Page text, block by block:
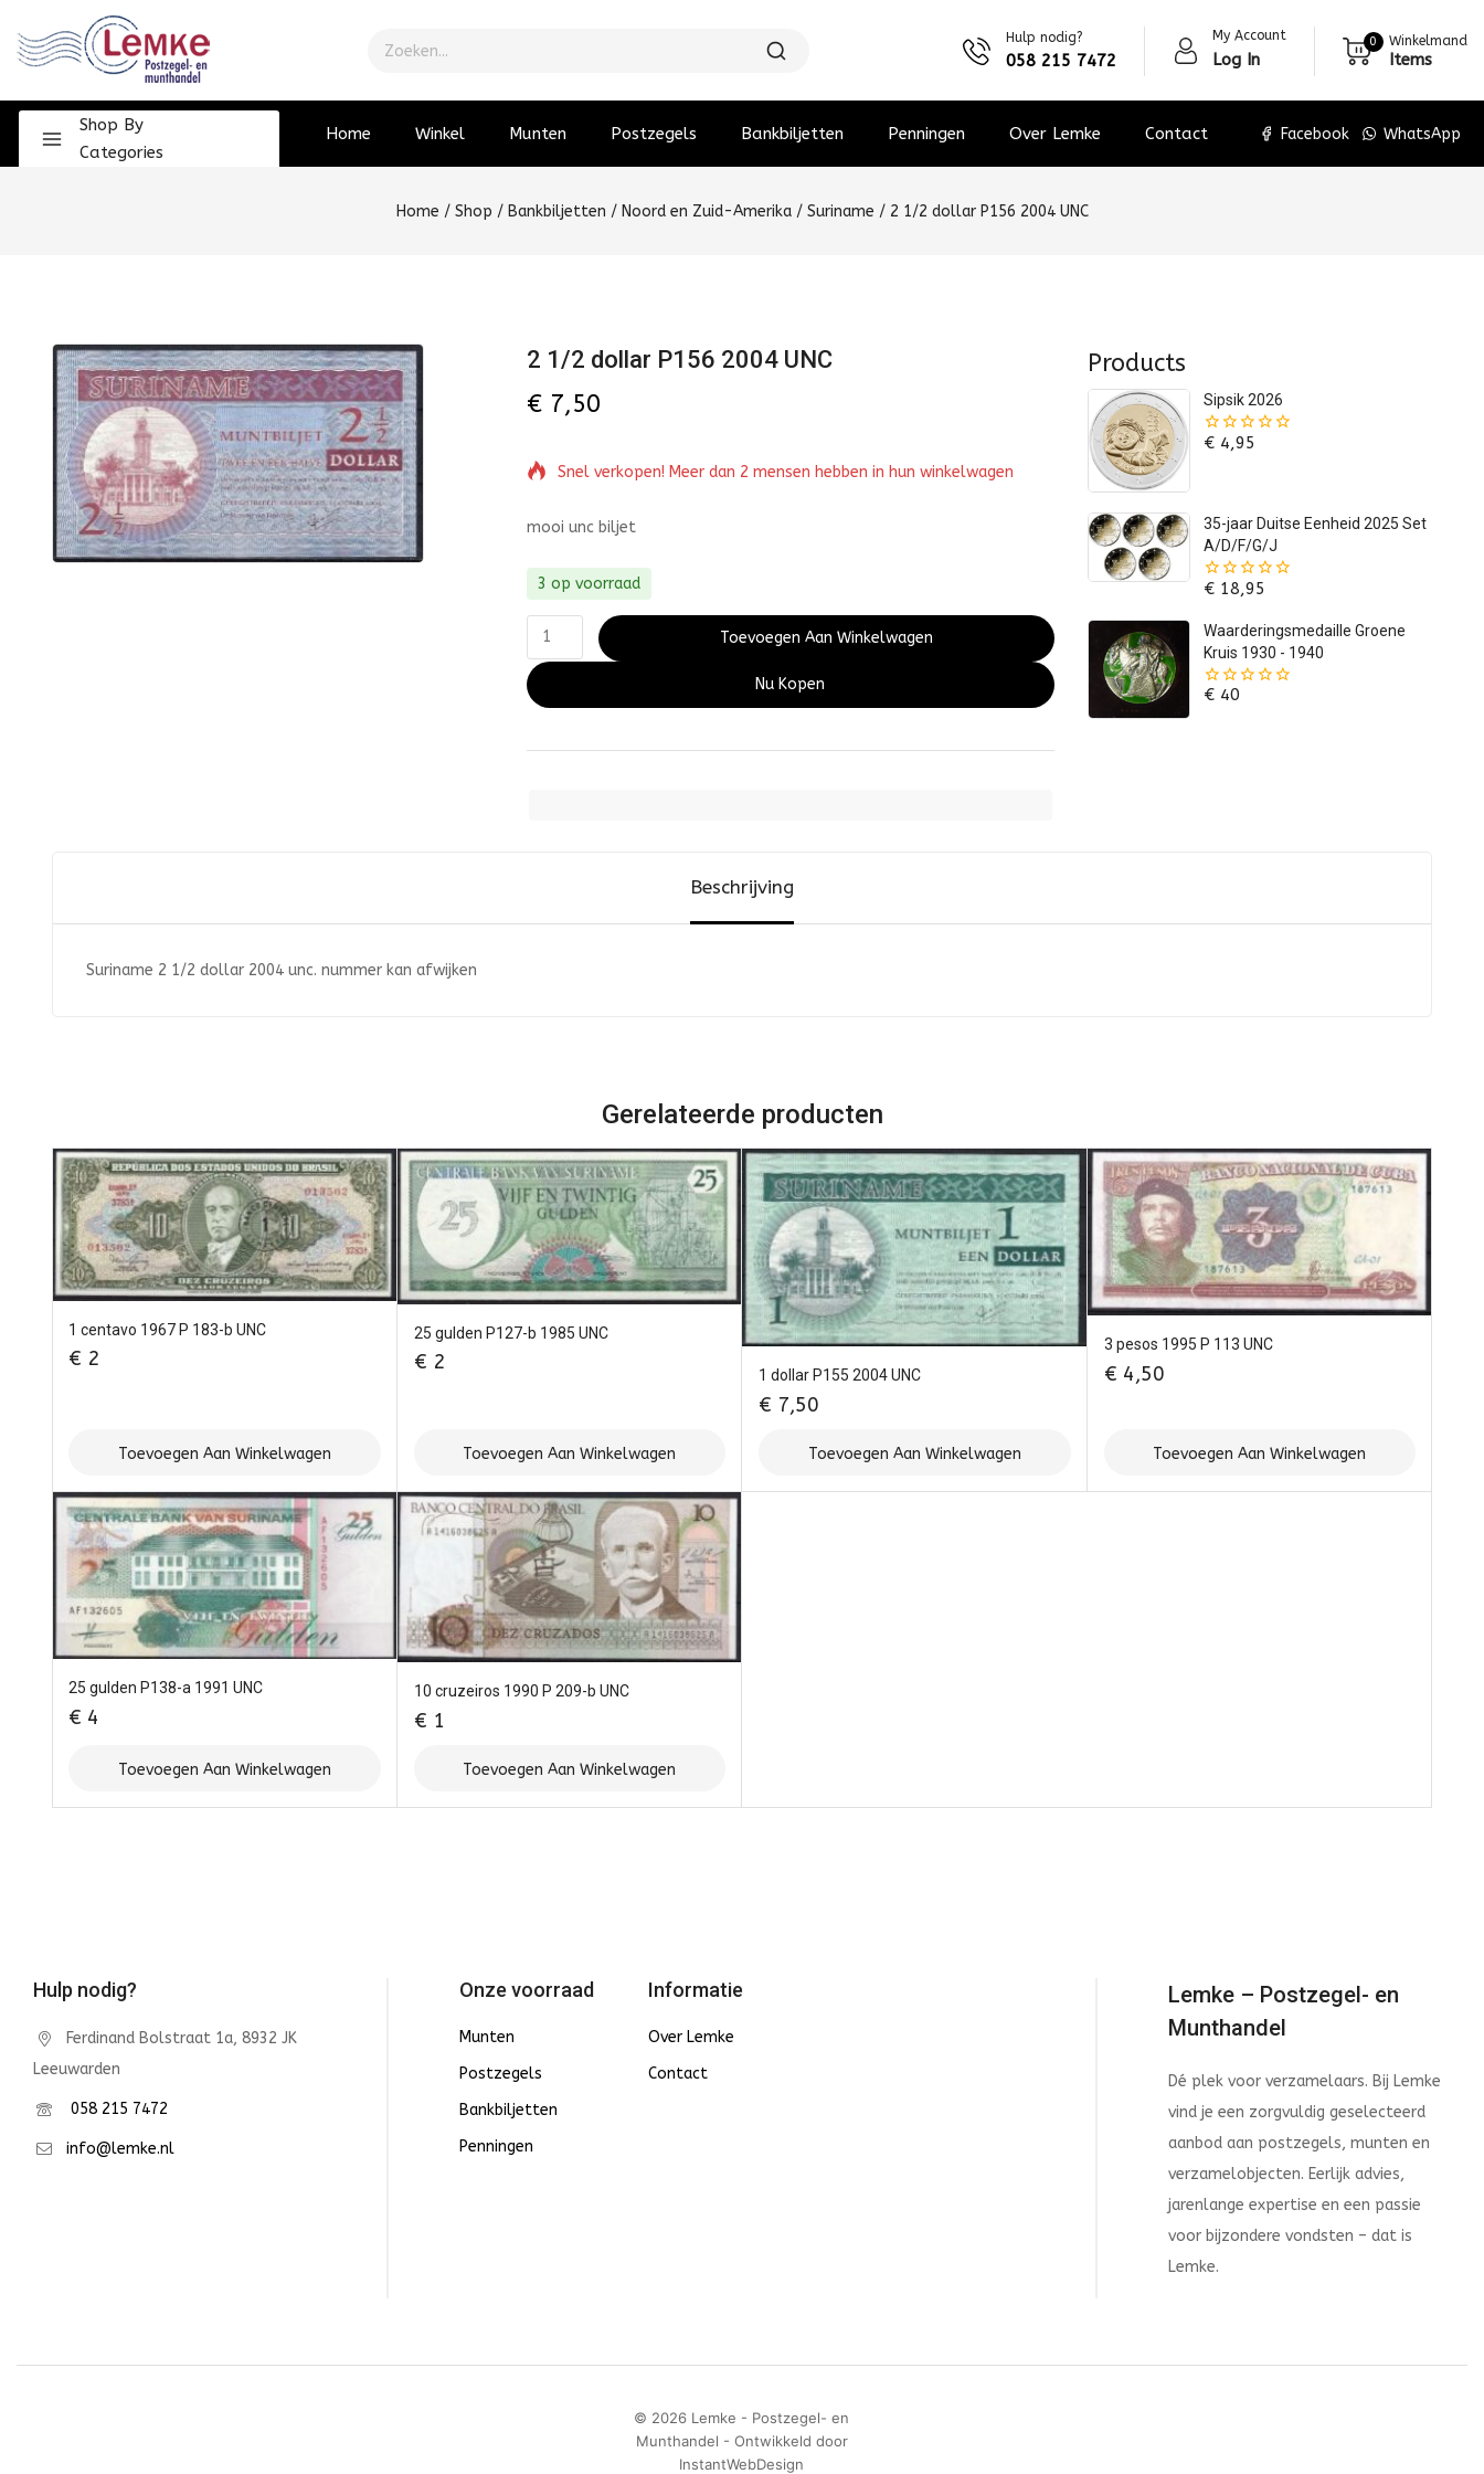
Hulp nodig?
058 215 7472
My Account
Log In
0 Winkelmand
Items
Shop By
Categories
Home Winkel Munten Postzegels Bankbiljetten Penningen Over Lemke Contact Facebook WhatsApp
Home / Shop / Bankbiljetten / Noord en Zuid-Amerika / Suriname / 2 1/2 dollar P156 2004 UNC
Products
Sipsik 2026
0
€ 4,95
35-jaar Duitse Eenheid 2025 Set
A/D/F/G/J
0
de
5
€ 18,95
Waarderingsmedaille Groene
Kruis 1930 - 1940
0
€ 40
2 1/2 dollar P156 2004 UNC
€ 7,50
Snel verkopen! Meer dan 2 mensen hebben in hun winkelwagen
mooi unc biljet
3 op voorraad
Toevoegen Aan Winkelwagen
Nu Kopen
Beschrijving
Suriname 2 1/2 dollar 2004 unc. nummer kan afwijken
Gerelateerde producten
1 centavo 1967 P 183-b UNC
€ 2
Toevoegen Aan Winkelwagen
25 gulden P127-b 1985 UNC
€ 2
Toevoegen Aan Winkelwagen
1 dollar P155 2004 UNC
€ 7,50
Toevoegen Aan Winkelwagen
3 pesos 1995 P 113 UNC
€ 4,50
Toevoegen Aan Winkelwagen
25 gulden P138-a 1991 UNC
€ 4
Toevoegen Aan Winkelwagen
10 cruzeiros 1990 P 209-b UNC
€ 1
Toevoegen Aan Winkelwagen
Hulp nodig?
Ferdinand Bolstraat 1a, 8932 JK
Leeuwarden
058 215 7472
info@lemke.nl
Onze voorraad
Munten
Postzegels
Bankbiljetten
Penningen
Informatie
Over Lemke
Contact
Lemke – Postzegel- en
Munthandel
Dé plek voor verzamelaars. Bij Lemke
vind je een zorgvuldig geselecteerd
aanbod aan postzegels, munten en
verzamelobjecten. Eerlijk advies,
jarenlange expertise en een passie
voor bijzondere vondsten – dat is
Lemke.
© 2026 Lemke - Postzegel- en
Munthandel - Ontwikkeld door
InstantWebDesign